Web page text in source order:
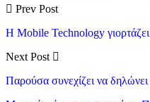
Prev Post
H Mobile Technology γιορτάζει
Next Post
Παρούσα συνεχίζει να